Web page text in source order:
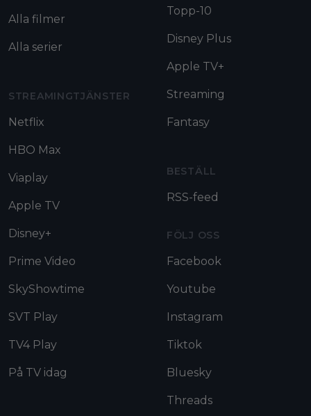
Alla filmer
Alla serier
STREAMINGTJÄNSTER
Netflix
HBO Max
Viaplay
Apple TV
Disney+
Prime Video
SkyShowtime
SVT Play
TV4 Play
På TV idag
Topp-10
Disney Plus
Apple TV+
Streaming
Fantasy
BESTÄLL
RSS-feed
FÖLJ OSS
Facebook
Youtube
Instagram
Tiktok
Bluesky
Threads